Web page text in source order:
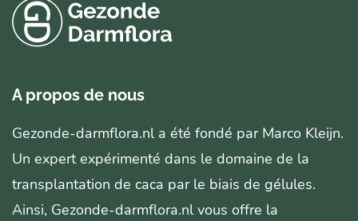
A propos de nous
Gezonde-darmflora.nl a été fondé par Marco Kleijn.
Un expert expérimenté dans le domaine de la
transplantation de caca par le biais de gélules.
Ainsi, Gezonde-darmflora.nl vous offre la